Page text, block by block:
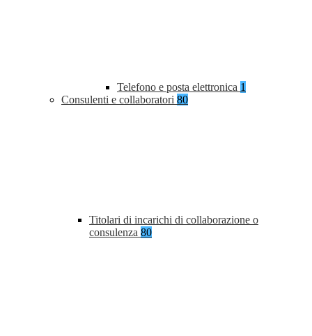
Telefono e posta elettronica 1
Consulenti e collaboratori 80
Titolari di incarichi di collaborazione o
consulenza 80